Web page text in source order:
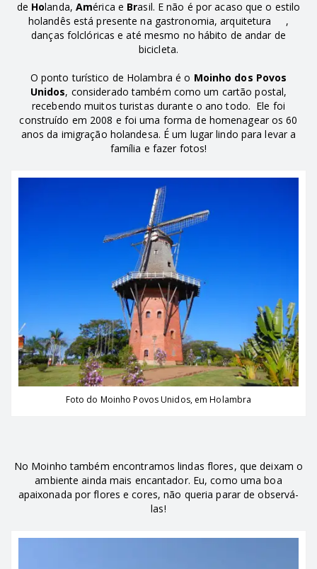
de Holanda, América e Brasil. E não é por acaso que o estilo
holandês está presente na gastronomia, arquitetura ,
danças folclóricas e até mesmo no hábito de andar de
bicicleta.
O ponto turístico de Holambra é o Moinho dos Povos
Unidos, considerado também como um cartão postal,
recebendo muitos turistas durante o ano todo. Ele foi
construído em 2008 e foi uma forma de homenagear os 60
anos da imigração holandesa. É um lugar lindo para levar a
família e fazer fotos!
Foto do Moinho Povos Unidos, em Holambra
No Moinho também encontramos lindas flores, que deixam o
ambiente ainda mais encantador. Eu, como uma boa
apaixonada por flores e cores, não queria parar de observá-
las!